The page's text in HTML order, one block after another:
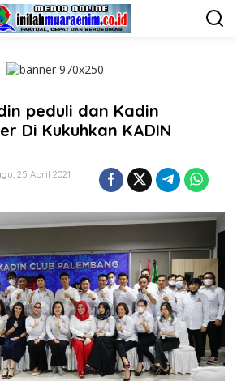
peduli dan Kadin
Di Kukuhkan KADIN
25 April 2021